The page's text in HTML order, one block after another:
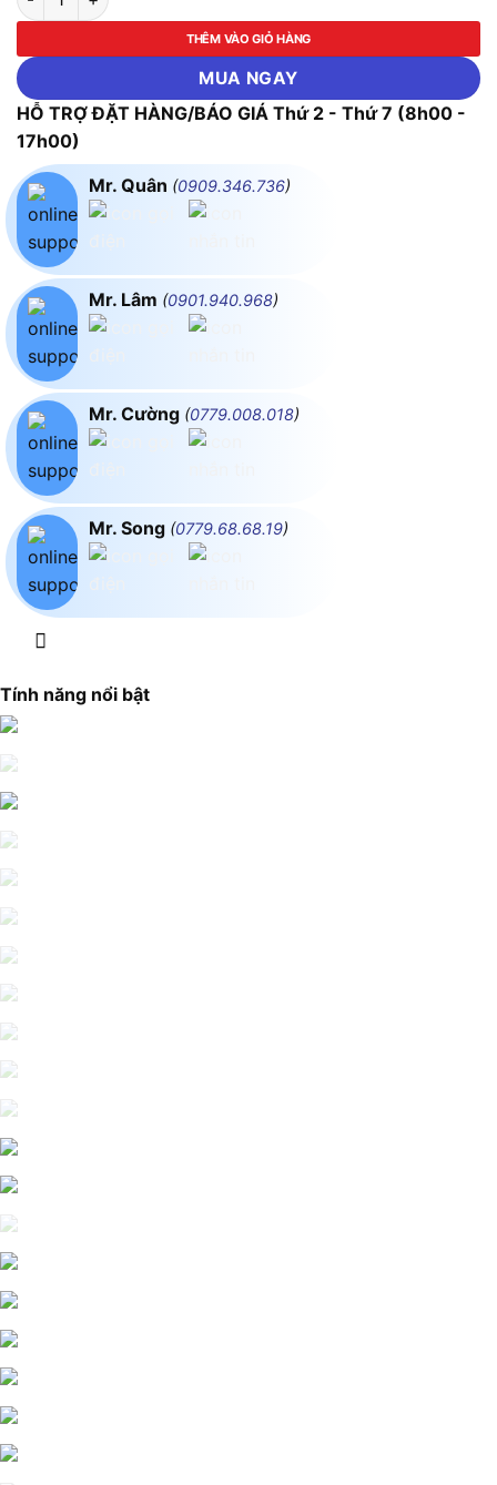
THÊM VÀO GIỎ HÀNG
MUA NGAY
HỖ TRỢ ĐẶT HÀNG/BÁO GIÁ Thứ 2 - Thứ 7 (8h00 -
17h00)
Mr. Quân (0909.346.736)
Mr. Lâm (0901.940.968)
Mr. Cường (0779.008.018)
Mr. Song (0779.68.68.19)
Tính năng nổi bật